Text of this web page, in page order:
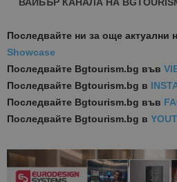
ВАЙБЪР КАНАЛА НА
Последвайте ни за още актуални
Showcase
Последвайте Bgtourism.bg във
Последвайте Bgtourism.bg в
Последвайте Bgtourism.bg във
Последвайте Bgtourism.bg в